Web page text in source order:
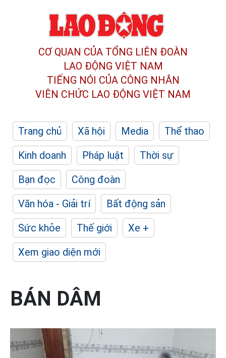
CƠ QUAN CỦA TỔNG LIÊN ĐOÀN
LAO ĐỘNG VIỆT NAM
TIẾNG NÓI CỦA CÔNG NHÂN
VIÊN CHỨC LAO ĐỘNG VIỆT NAM
Trang chủ Xã hội Media
Thể thao
Kinh doanh
Pháp luật
Thời sự
Bạn đọc
Công đoàn
Văn hóa - Giải trí
Bất động sản
Sức khỏe
Thế giới
Xe +
Xem giao diện mới
BÁN DÂM